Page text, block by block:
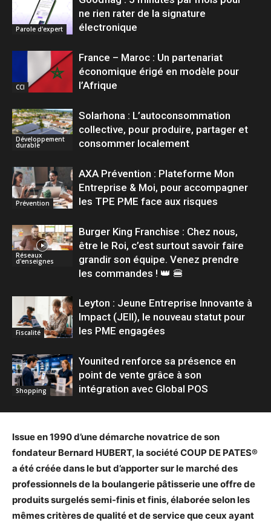
Parole d'expert
ne rien rater de la signature
électronique
CCI
France – Maroc : Un partenariat
économique érigé en modèle pour
l’Afrique
Développement
durable
Solarhona : L’autoconsommation
collective, pour produire, partager et
consommer localement
Prévention
AXA Prévention : Plateforme Mon
Entreprise & Moi, pour accompagner
les TPE PME face aux risques
Réseaux
d'enseignes
Burger King Franchise : Chez nous,
être le Roi, c’est surtout savoir faire
grandir son équipe. Venez prendre
les commandes ! 👑 🍔
Fiscalité
Leyton : Jeune Entreprise Innovante à
Impact (JEII), le nouveau statut pour
les PME engagées
Shopping
Younited renforce sa présence en
point de vente grâce à son
intégration avec Global POS
Issue en 1990 d’une démarche novatrice de son
fondateur Bernard HUBERT, la société COUP DE PATES®
a été créée dans le but d’apporter sur le marché des
professionnels de la boulangerie pâtisserie une offre de
produits surgelés semi-finis et finis, élaborée selon les
mêmes critères de qualité et de service que ceux ayant